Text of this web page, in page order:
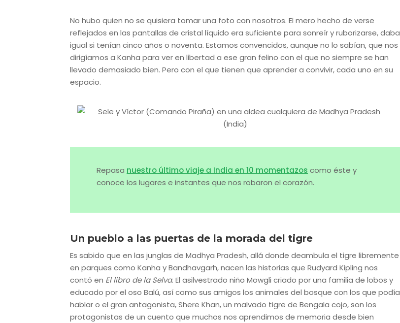
No hubo quien no se quisiera tomar una foto con nosotros. El mero hecho de verse
reflejados en las pantallas de cristal líquido era suficiente para sonreír y ruborizarse, daba
igual si tenían cinco años o noventa. Estamos convencidos, aunque no lo sabían, que nos
dirigíamos a Kanha para ver en libertad a ese gran felino con el que no siempre se han
llevado demasiado bien. Pero con el que tienen que aprender a convivir, cada uno en su
espacio.
Repasa nuestro último viaje a India en 10 momentazos como éste y
conoce los lugares e instantes que nos robaron el corazón.
Un pueblo a las puertas de la morada del tigre
Es sabido que en las junglas de Madhya Pradesh, allá donde deambula el tigre libremente
en parques como Kanha y Bandhavgarh, nacen las historias que Rudyard Kipling nos
contó en El libro de la Selva. El asilvestrado niño Mowgli criado por una familia de lobos y
educado por el oso Balú, así como sus amigos los animales del bosque con los que podía
hablar o el gran antagonista, Shere Khan, un malvado tigre de Bengala cojo, son los
protagonistas de un cuento que muchos nos aprendimos de memoria desde bien